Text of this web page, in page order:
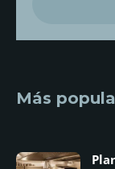
Más